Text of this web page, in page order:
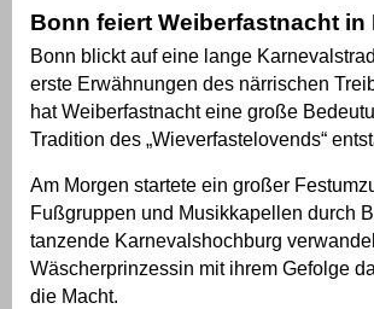
Bonn feiert Weiberfastnacht in
Bonn blickt auf eine lange
erste Erwähnungen des närrischen
hat Weiberfastnacht eine große
Tradition des „Wieverfastelovends“
Am Morgen startete ein großer
Fußgruppen und Musikkapellen durch
tanzende Karnevalshochburg
Wäscherprinzessin mit ihrem Gefolge
die Macht.